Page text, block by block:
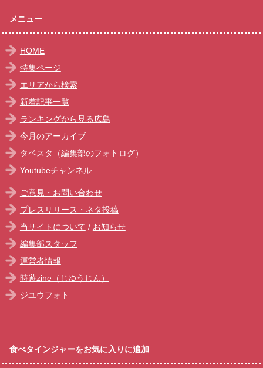
メニュー
HOME
特集ページ
エリアから検索
新着記事一覧
ランキングから見る広島
今月のアーカイブ
タベスタ（編集部のフォトログ）
Youtubeチャンネル
ご意見・お問い合わせ
プレスリリース・ネタ投稿
当サイトについて / お知らせ
編集部スタッフ
運営者情報
時遊zine（じゆうじん）
ジユウフォト
食べタインジャーをお気に入りに追加